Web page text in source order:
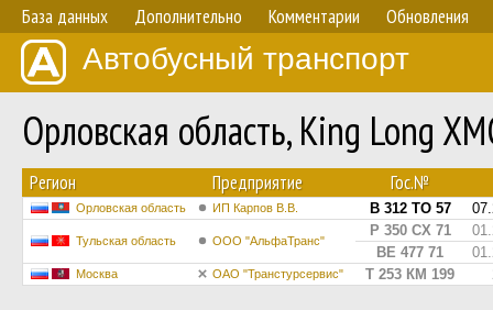
База данных Дополнительно Комментарии Обновления
Автобусный транспорт
Орловская область, King Long
Регион Предприятие Гос.№
Орловская область ИП Карпов В.В. В 312 ТО 57
Тульская область ООО "АльфаТранс"
Р 350 СХ 71
ВЕ 477 71
Москва ОАО "Транстурсервис" Т 253 КМ 199